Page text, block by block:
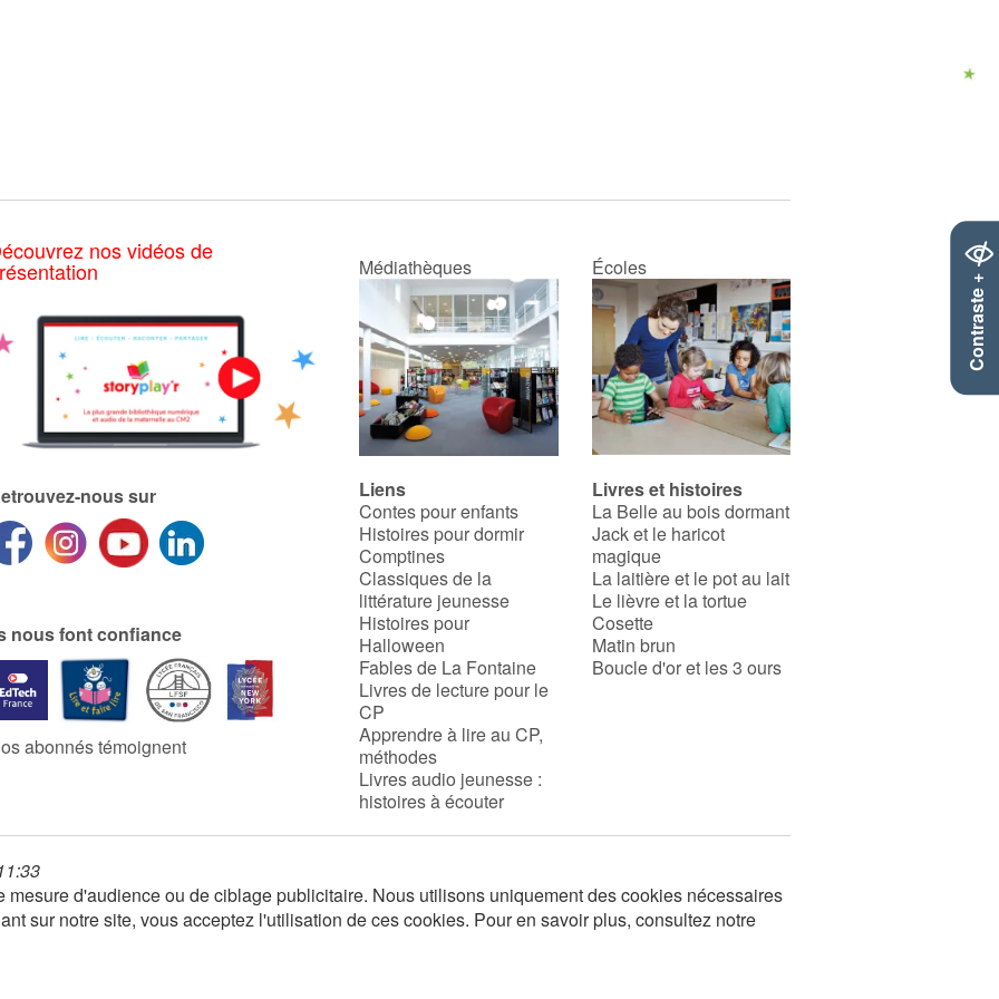
Contraste +
nos vidéos de
nous sur
nous font confiance
abonnés témoignent
Médiathèques Écoles
Liens
Contes pour enfants
Histoires pour dormir
Comptines
Classiques de la
littérature jeunesse
Histoires pour
Halloween
Fables de La Fontaine
Livres de lecture pour le
CP
Apprendre à lire au CP,
méthodes
Livres audio jeunesse :
histoires à écouter
Livres et histoires
La Belle au bois dormant
Jack et le haricot
magique
La laitière et le pot au lait
Le lièvre et la tortue
Cosette
Matin brun
Boucle d'or et les 3 ours
d'audience ou de ciblage publicitaire. Nous utilisons uniquement des cookies nécessaires
sur notre site, vous acceptez l'utilisation de ces cookies. Pour en savoir plus, consultez notre